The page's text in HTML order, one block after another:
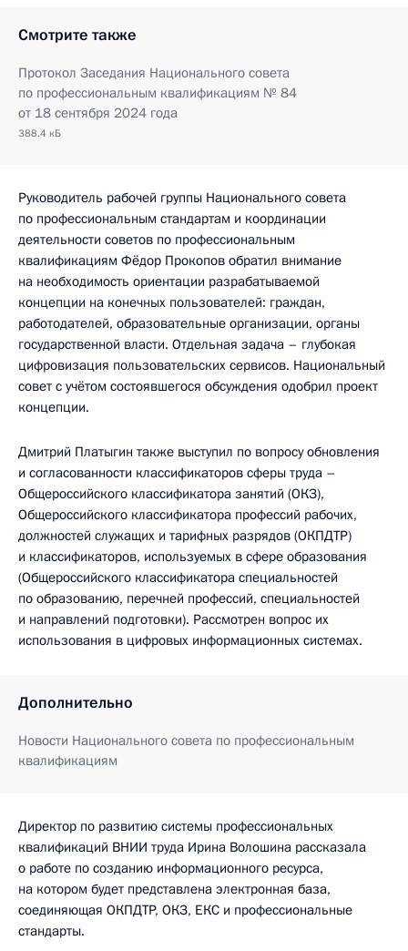
Смотрите также
Протокол Заседания Национального совета
по профессиональным квалификациям № 84
от 18 сентября 2024 года
388.4 кБ
Руководитель рабочей группы Национального совета
по профессиональным стандартам и координации
деятельности советов по профессиональным
квалификациям Фёдор Прокопов обратил внимание
на необходимость ориентации разрабатываемой
концепции на конечных пользователей: граждан,
работодателей, образовательные организации, органы
государственной власти. Отдельная задача – глубокая
цифровизация пользовательских сервисов. Национальный
совет с учётом состоявшегося обсуждения одобрил проект
концепции.
Дмитрий Платыгин также выступил по вопросу обновления
и согласованности классификаторов сферы труда –
Общероссийского классификатора занятий (ОКЗ),
Общероссийского классификатора профессий рабочих,
должностей служащих и тарифных разрядов (ОКПДТР)
и классификаторов, используемых в сфере образования
(Общероссийского классификатора специальностей
по образованию, перечней профессий, специальностей
и направлений подготовки). Рассмотрен вопрос их
использования в цифровых информационных системах.
Дополнительно
Новости Национального совета по профессиональным
квалификациям
Директор по развитию системы профессиональных
квалификаций ВНИИ труда Ирина Волошина рассказала
о работе по созданию информационного ресурса,
на котором будет представлена электронная база,
соединяющая ОКПДТР, ОКЗ, ЕКС и профессиональные
стандарты.